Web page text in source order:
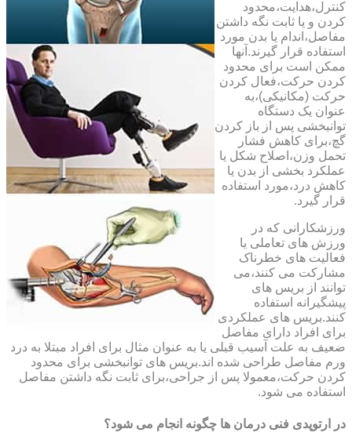
کنترل،هدایت،محدود
کردن و یا ثابت نگه داشتن
مفاصل،اندام یا بدن مورد
استفاده قرار گیرند.آنها
ممکن است برای محدود
کردن حرکت،فعال کردن
حرکت (مکانیکی)،به
عنوان یک دستگاه
توانبخشی پس از باز کردن
گچ،برای کاهش فشار
تحمل وزن،اصلاح شکل یا
عملکرد بخشی از بدن یا
کاهش درد،مورد استفاده
قرار گیرد.
ورزشکارانی که در
ورزش های تعاملی یا
فعالیت های خطرناک
مشارکت می کنند،می
توانند از بریس های
پیشگیرانه استفاده
کنند.بریس های عملکردی
برای افراد دارای مفاصل
ضعیف به علت آسیب قبلی یا به عنوان مثال برای افراد مبتلا به درد
ورم مفاصل طراحی شده اند.بریس های توانبخشی برای محدود
کردن حرکت،معمولا پس از جراحی،برای ثابت نگه داشتن مفاصل
استفاده می شود.
در ارتوپدی فنی درمان ها چگونه انجام می شود؟